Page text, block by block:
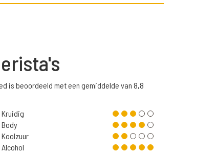
is beoordeeld met een gemiddelde van 8,8
Kruidig
Body
Koolzuur
Alcohol